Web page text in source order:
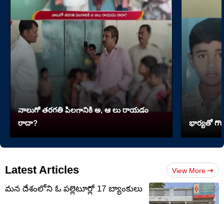
నాలుగో త‌ర‌గతి పిలగానికి అ, ఆ లు రాయ‌డం
రాదా?
భార్యతో
Latest Articles View More
మన దేశంలోని ఓ పల్లెటూర్లో 17 బ్యాంకులు